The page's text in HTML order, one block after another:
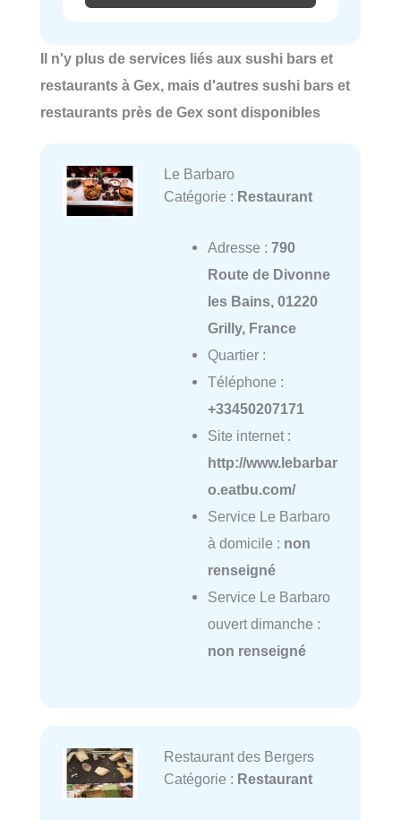
Il n'y plus de services liés aux sushi bars et
restaurants à Gex, mais d'autres sushi bars et
restaurants près de Gex sont disponibles
Le Barbaro
Catégorie : Restaurant
Adresse : 790
Route de Divonne
les Bains, 01220
Grilly, France
Quartier :
Téléphone :
+33450207171
Site internet :
http://www.lebarbar
o.eatbu.com/
Service Le Barbaro
à domicile : non
renseigné
Service Le Barbaro
ouvert dimanche :
non renseigné
Restaurant des Bergers
Catégorie : Restaurant